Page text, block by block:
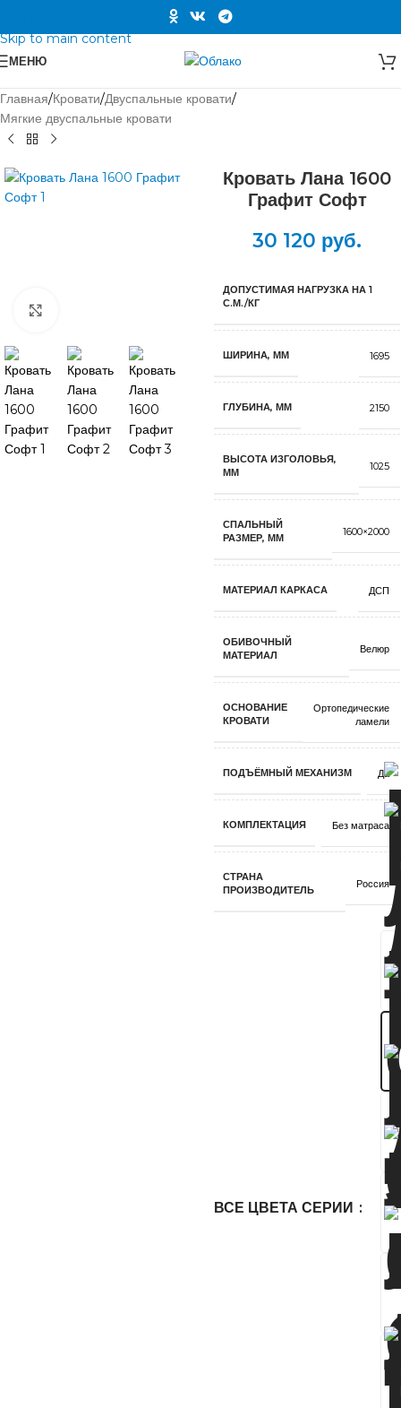
Skip to main content
МЕНЮ
Главная/Кровати/Двуспальные кровати/
Мягкие двуспальные кровати
Кровать Лана 1600
Графит Софт
30 120 руб.
ДОПУСТИМАЯ НАГРУЗКА НА 1
С.М./КГ
ШИРИНА, ММ 1695
ГЛУБИНА, ММ 2150
ВЫСОТА ИЗГОЛОВЬЯ,
ММ
1025
СПАЛЬНЫЙ
РАЗМЕР, ММ
1600×2000
МАТЕРИАЛ КАРКАСА ДСП
ОБИВОЧНЫЙ
МАТЕРИАЛ
Велюр
ОСНОВАНИЕ
КРОВАТИ
Ортопедические
ламели
ПОДЪЁМНЫЙ МЕХАНИЗМ Да
КОМПЛЕКТАЦИЯ Без матраса
СТРАНА
ПРОИЗВОДИТЕЛЬ
Россия
ВСЕ ЦВЕТА СЕРИИ